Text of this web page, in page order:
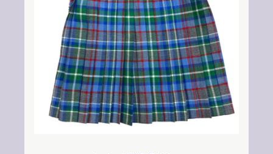
Kontakt:
kontakt@easypipinganddrumming.com
Sicherheitshinweise: Verschluckbare Kleinteile
32425 Minden Kontakt:
kontakt@easypipinganddrumming.com